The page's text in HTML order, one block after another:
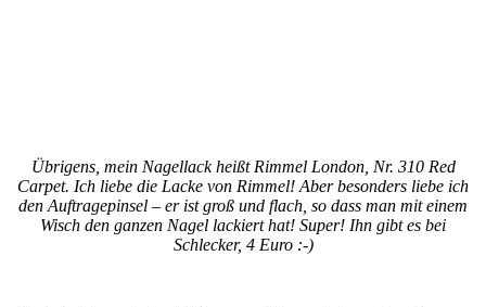
Übrigens, mein Nagellack heißt Rimmel London, Nr. 310 Red
Carpet. Ich liebe die Lacke von Rimmel! Aber besonders liebe ich
den Auftragepinsel – er ist groß und flach, so dass man mit einem
Wisch den ganzen Nagel lackiert hat! Super! Ihn gibt es bei
Schlecker, 4 Euro :-)